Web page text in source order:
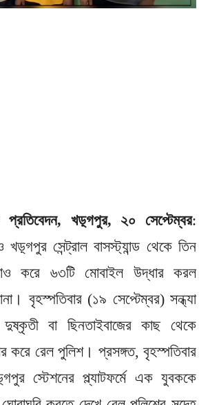
প্রতিবেদন, খড়্গপুর, ২০ সেপ্টেম্বর:
সেন্ট্রাল বাসস্ট্যান্ড থেকে তিন
করে ৬৩টি মোবাইল উদ্ধার করল
বৃহস্পতিবার (১৯ সেপ্টেম্বর) সন্ধ্যা
বা ছিনতাইবাজের কাছ থেকে
করে রেল পুলিশ। প্রসঙ্গত, বৃহস্পতিবার
স্টেশনের প্ল্যাটফর্মে এক যুবককে